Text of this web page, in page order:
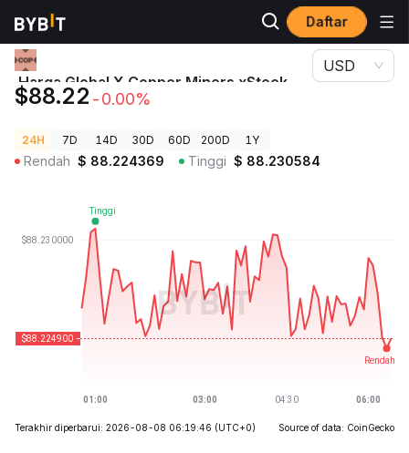
Daftar
Harga Kripto Harga Global X Copper Miners xStock COPXX
Harga Global X Copper Miners xStock
COPXX
$88.22 -0.00%
USD
24H 7D 14D 30D 60D 200D 1Y
Rendah $ 88.224369 Tinggi $ 88.230584
Terakhir diperbarui: 2026-08-08 06:19:46 (UTC+0) Source of data: CoinGecko